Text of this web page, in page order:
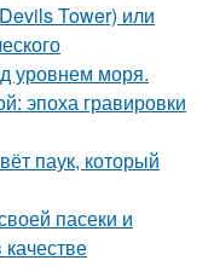
Tower) или
уровнем моря.
эпоха гравировки
паук, который
пасеки и